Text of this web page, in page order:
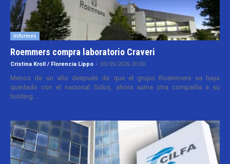
Informes
Roemmers compra laboratorio Craveri
Cristina Kroll / Florencia Lippo - 05/05/2026 20:00
Menos de un año después de que el grupo Roemmers se haya
quedado con el nacional Sidus, ahora suma otra compañía a su
holding....